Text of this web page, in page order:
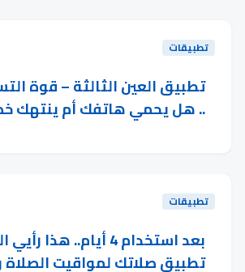
تطبيقات
تطبيق العين الثالثة – قوة
.. هل يحمي هاتفك أم ينتهك
تطبيقات
بعد استخدام 4 أيام..
تطبيق صلاتك لمواقيت الصلاة